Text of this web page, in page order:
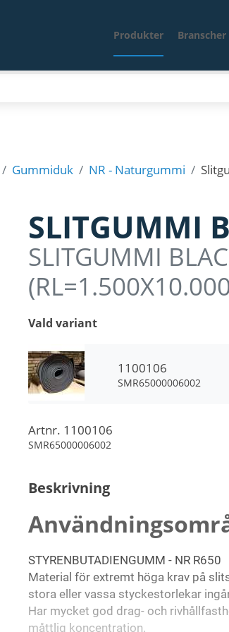
Produkter Branscher
Gummiduk NR - Naturgummi
SLITGUMMI
SLITGUMMI
Vald variant
1100106
SMR65000006002
Artnr. 1100106
SMR65000006002
Beskrivning
STYRENBUTADIENGUMM - NR R650
Material för extremt höga krav på
stora eller vassa styckestorlekar
Har mycket god drag- och
måttlig koncentration.